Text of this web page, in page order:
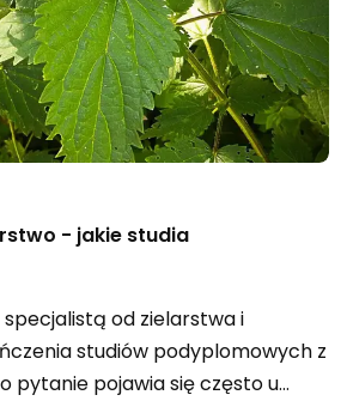
trudności w sferze duchowej, w
własnej wartości.
- jakie studia
od zielarstwa i
studiów podyplomowych z
pytanie pojawia się często u